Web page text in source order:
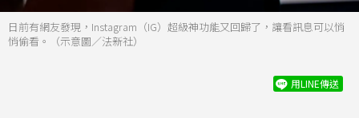
日前有網友發現，Instagram（IG）超級神功能又回歸了，讓看訊息可以悄
悄偷看。（示意圖／法新社）
用LINE傳送